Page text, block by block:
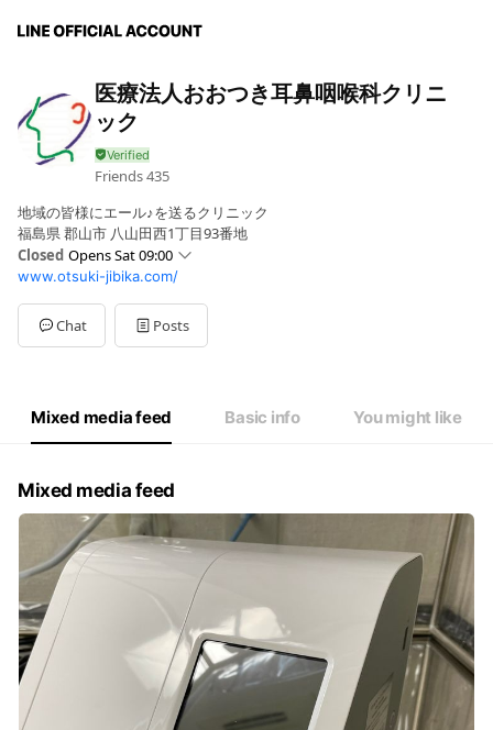
医療法人おおつき耳鼻咽喉科クリニ
ック
Friends435
地域の皆様にエール♪を送るクリニック
福島県 郡山市 八山田西1丁目93番地
Closed Opens Sat 09:00
Mon09:00 - 12:30,14:30 - 18:30
Sat09:00 - 12:30,14:00 - 15:30
ThuClosed
SunClosed
www.otsuki-jibika.com/
Chat Posts
Mixed media feed Basic info You might like
Mixed media feed